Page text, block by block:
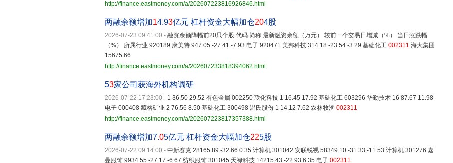
http://finance.eastmoney.com/a/202607223816926846.html
两融余额增加14.93亿元 杠杆资金大幅加仓204股
2026-07-23 09:41:00 - 融资余额降幅前20只个股 代码 简称 最新融资余额（万元） 较前一个交易日增减（%） 当日涨跌幅
（%） 所属行业 920189 康美特 947.05 -27.41 -7.93 电子 920471 美邦科技 314.18 -23.54 -3.29 基础化工 002311 海大集团
15675.66
http://finance.eastmoney.com/a/202607233818394062.html
53家公司获海外机构调研
2026-07-22 17:23:00 - 1 36.50 29.52 有色金属 002250 联化科技 1 16.45 17.92 基础化工 603296 华勤技术 16 87.67 11.98
电子 000408 藏格矿业 2 76.56 8.50 基础化工 300498 温氏股份 1 14.12 7.62 农林牧渔 002311
http://finance.eastmoney.com/a/202607223817357388.html
两融余额增加7.05亿元 杠杆资金大幅加仓225股
2026-07-22 09:14:00 - 中新赛克 28165.89 -32.66 0.35 计算机 301042 安联锐视 58349.10 -31.33 -11.53 计算机 301276 嘉
曼服饰 9934.55 -27.17 -6.67 纺织服饰 301045 天禄科技 14215.43 -22.93 6.35 电子 002311